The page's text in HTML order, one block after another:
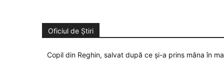
Oficiul de Știri
Copil din Reghin, salvat după ce și-a prins mâna în